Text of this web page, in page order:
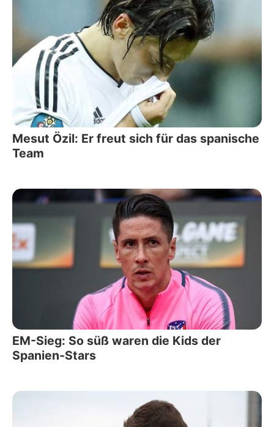
Mesut Özil: Er freut sich für das spanische
Team
EM-Sieg: So süß waren die Kids der
Spanien-Stars